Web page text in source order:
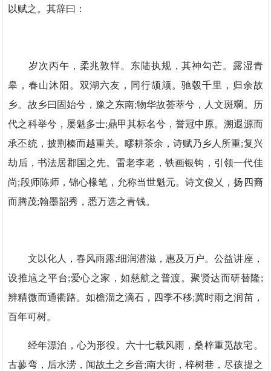
以赋之。其辞曰：
岁次丙午，柔兆敦䍧。东陆执规，其神勾芒。露湿青
皋，春山沐阳。双湖六友，同行颉颃。驰毂千里，归余故
乡。故乡曰固始兮，豫之东南;物华故荟萃兮，人文斑斕。历
代之科举兮，屡魁多士;鼎甲其标名兮，誉冠中原。溯遐源而
承丕统，披荆榛而越重关。疁耕茶余，诗赋乃乡人所重;复兴
劫后，书法居郡国之先。雷老李老，铁画银钩，引领一代佳
尚;段师陈师，锦心椽笔，允称当世魁元。诗文俊乂，扬四裔
而腾茂;翰墨韶秀，悉万选之青钱。
文以化人，春风雨露;细润潜滋，惠及万户。公益讲座，
设推訄之平台;爱心之家，如慈航之普渡。聚贤达而研替隆;
辨精微而通衢路。如檐溜之滴石，四季不移;冀时雨之润苗，
百年可树。
经年漂泊，心为形役。六十七载风雨，桑梓重觅故宅。
古蓼弯，后水涝，闻故土之乡音;南大街，梓树巷，尽孩提之